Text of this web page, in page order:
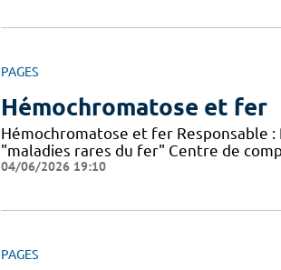
PAGES
Hémochromatose et fer
Hémochromatose et fer Responsable
"maladies rares du fer" Centre de
04/06/2026 19:10
PAGES